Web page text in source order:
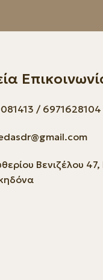
/ 6971628104
Βενιζέλου